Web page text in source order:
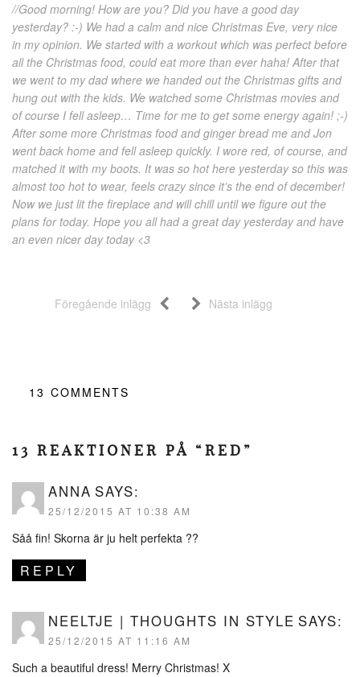
//Good morning! How are you? Did you have a good day
yesterday? :-) We had a calm and nice Christmas Eve, very nice
in my opinion. We started with a workout which was perfect before
all the Christmas food, could eat more than ever haha! After that
we went to my dad where we handed out the Christmas gifts and
hung out with the kids. We watched some Christmas movies and
of course I fell asleep… Time for me to get some energy again! ;-)
After some more Christmas food and ginger bread me and Jon
went back home and fell asleep quickly. I wore red, of course, and
matched it with my boots. It was so hot here yesterday so this was
almost too hot to wear, feels crazy since it’s the end of december!
Now we just lit the fireplace and will chill until we figure out the
plans for today. Hope you all had a great day yesterday and have
an even nicer day today <3
Föregående inlägg Nästa inlägg
13 COMMENTS
13 REAKTIONER PÅ “RED”
ANNA SAYS:
25/12/2015 AT 10:38 AM
Såå fin! Skorna är ju helt perfekta ??
REPLY
NEELTJE | THOUGHTS IN STYLE SAYS:
25/12/2015 AT 11:16 AM
Such a beautiful dress! Merry Christmas! X